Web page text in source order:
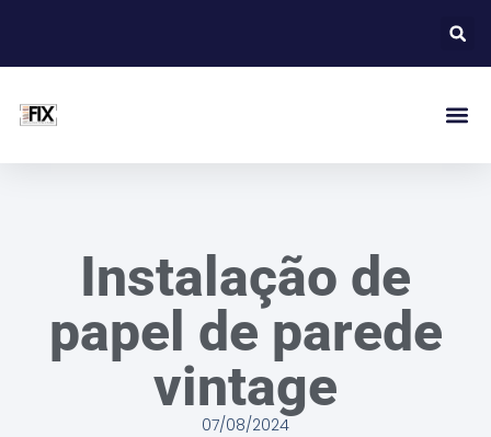
Instalação de
papel de parede
vintage
07/08/2024